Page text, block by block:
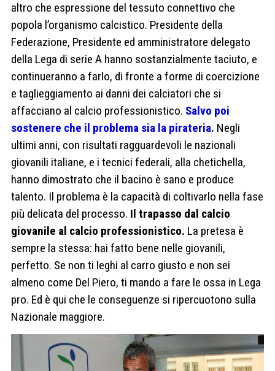
altro che espressione del tessuto connettivo che
popola l’organismo calcistico. Presidente della
Federazione, Presidente ed amministratore delegato
della Lega di serie A hanno sostanzialmente taciuto, e
continueranno a farlo, di fronte a forme di coercizione
e taglieggiamento ai danni dei calciatori che si
affacciano al calcio professionistico. Salvo poi
sostenere che il problema sia la pirateria. Negli
ultimi anni, con risultati ragguardevoli le nazionali
giovanili italiane, e i tecnici federali, alla chetichella,
hanno dimostrato che il bacino è sano e produce
talento. Il problema è la capacità di coltivarlo nella fase
più delicata del processo. Il trapasso dal calcio
giovanile al calcio professionistico. La pretesa è
sempre la stessa: hai fatto bene nelle giovanili,
perfetto. Se non ti leghi al carro giusto e non sei
almeno come Del Piero, ti mando a fare le ossa in Lega
pro. Ed è qui che le conseguenze si ripercuotono sulla
Nazionale maggiore.